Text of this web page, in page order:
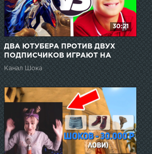
30:21
ДВА ЮТУБЕРА ПРОТИВ ДВУХ
ПОДПИСЧИКОВ ИГРАЮТ НА
НОЖИ В CS:GO // ДАРЮ
ПОДПИСЧИКАМ СКИНЫ ЗА
ПОБЕДУ
Канал Шока